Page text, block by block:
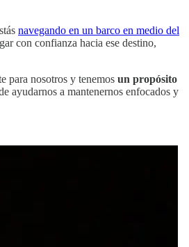
navegando en un barco en medio del
con confianza hacia ese destino,
para nosotros y tenemos un propósito
ayudarnos a mantenernos enfocados y